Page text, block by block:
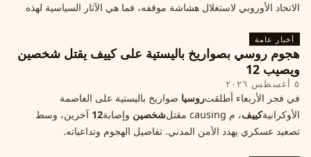
الاتحاد الأوروبي لاستغلال هشاشة موقفه، فما هي الآثار السياسية لهذه
أخبار عامة
هجوم روسي بصواريخ باليستية على كييف يقتل شخصين
ويصيب 12
٥ أغسطس ٢٠٢٦
في فجر الأربعاء أطلقتروسيا صواريخ باليستية على العاصمة
الأوكرانيةكييف، م causing مقتل شخصين وإصابة12 آخرين، وسط
تصعيد عسكري يهدد الأمن المدني. تفاصيل الهجوم وتداعياته.